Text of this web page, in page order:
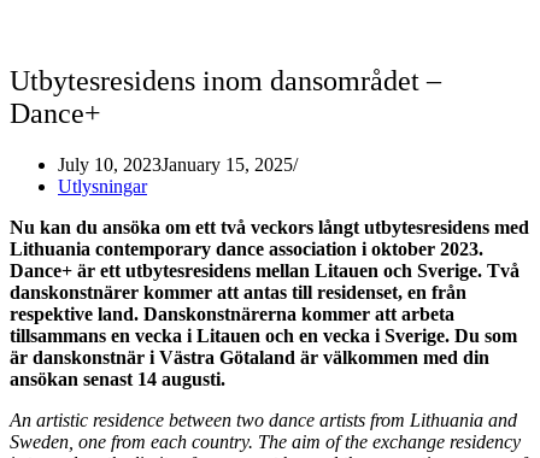
Utbytesresidens inom dansområdet –
Dance+
July 10, 2023January 15, 2025
Utlysningar
Nu kan du ansöka om ett två veckors långt utbytesresidens med
Lithuania contemporary dance association i oktober 2023.
Dance+ är ett utbytesresidens mellan Litauen och Sverige. Två
danskonstnärer kommer att antas till residenset, en från
respektive land. Danskonstnärerna kommer att arbeta
tillsammans en vecka i Litauen och en vecka i Sverige. Du som
är danskonstnär i Västra Götaland är välkommen med din
ansökan senast 14 augusti.
An artistic residence between two dance artists from Lithuania and
Sweden, one from each country. The aim of the exchange residency